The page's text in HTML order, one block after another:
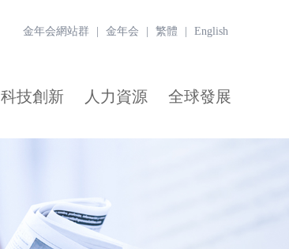
金年会網站群 金年会 繁體 English
科技創新 人力資源 全球發展